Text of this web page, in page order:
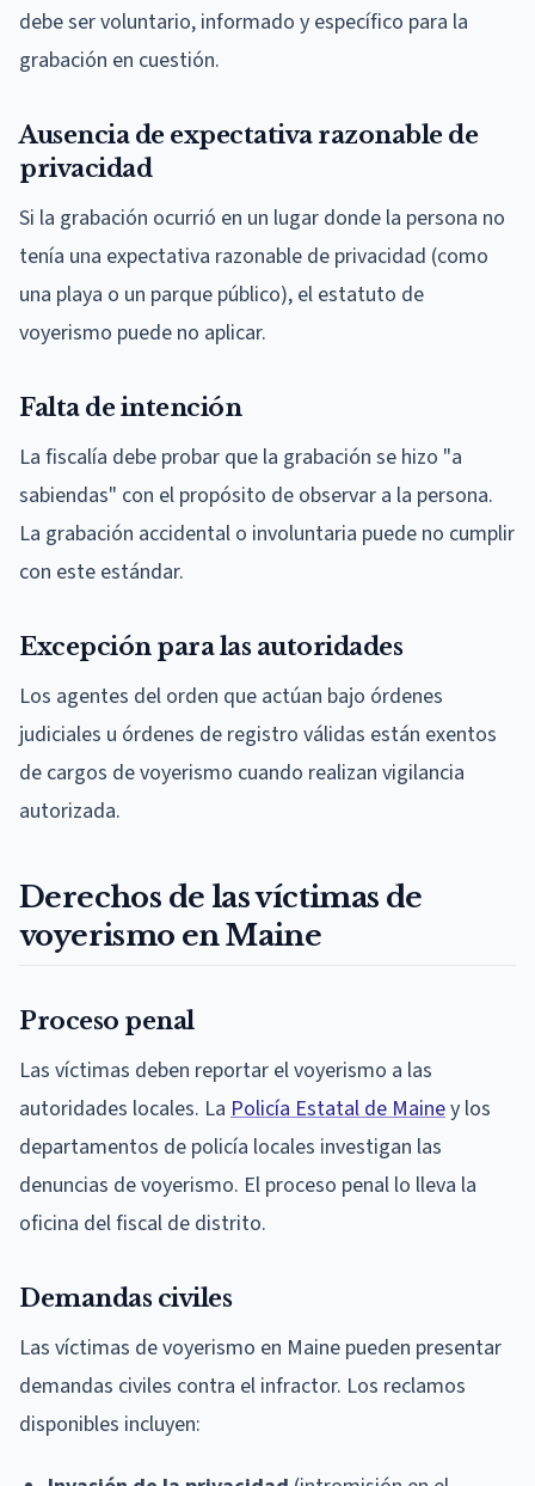
debe ser voluntario, informado y específico para la
grabación en cuestión.
Ausencia de expectativa razonable de
privacidad
Si la grabación ocurrió en un lugar donde la persona no
tenía una expectativa razonable de privacidad (como
una playa o un parque público), el estatuto de
voyerismo puede no aplicar.
Falta de intención
La fiscalía debe probar que la grabación se hizo "a
sabiendas" con el propósito de observar a la persona.
La grabación accidental o involuntaria puede no cumplir
con este estándar.
Excepción para las autoridades
Los agentes del orden que actúan bajo órdenes
judiciales u órdenes de registro válidas están exentos
de cargos de voyerismo cuando realizan vigilancia
autorizada.
Derechos de las víctimas de
voyerismo en Maine
Proceso penal
Las víctimas deben reportar el voyerismo a las
autoridades locales. La Policía Estatal de Mainey los
departamentos de policía locales investigan las
denuncias de voyerismo. El proceso penal lo lleva la
oficina del fiscal de distrito.
Demandas civiles
Las víctimas de voyerismo en Maine pueden presentar
demandas civiles contra el infractor. Los reclamos
disponibles incluyen: